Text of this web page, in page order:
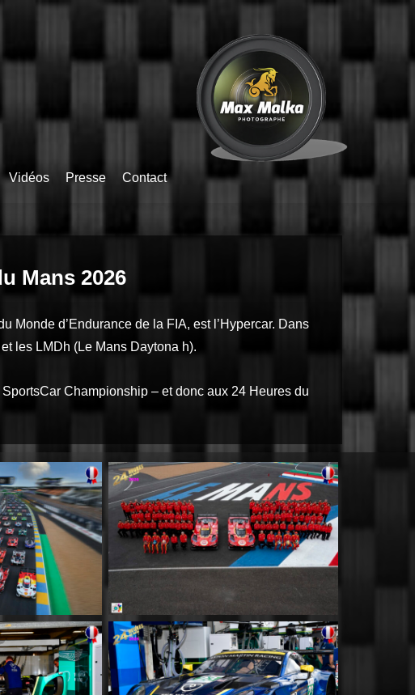
Vidéos Presse Contact
Mans 2026
Monde d’Endurance de la FIA, est l’Hypercar. Dans
les LMDh (Le Mans Daytona h).
Championship – et donc aux 24 Heures du
MM008